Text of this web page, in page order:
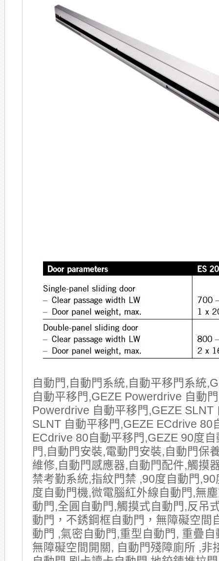
自動門,自動門系統,自動平移門系統
自動平移門,GEZE Powerdrive 自動
Powerdrive 自動平移門,GEZE SLNT
SLNT 自動平移門,GEZE ECdrive 80
ECdrive 80自動平移門,GEZE 90度
門,自動門安裝,電動門安裝,自動門保
維修,自動門感應器,自動門配件,觸摸
禁考勤系統,指紋門禁 ,90度自動門
度自動門機,微電腦紅外線自動門,無
動門,全圓自動門,觸摸式自動門,反吊
動門，不銹鋼框自動門，無障礙空間
動門 ,氣密自動門,重型自動門, 重疊
無障礙空間開關, 自動門殘障廁所 ,非